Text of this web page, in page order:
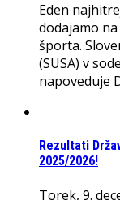
Eden
dodajamo
športa.
(SUSA) v
napoveduje
Rezultati
2025/2026!
Torek, 9.